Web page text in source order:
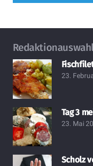
23.
Tag 3
23. Mai
Scholz